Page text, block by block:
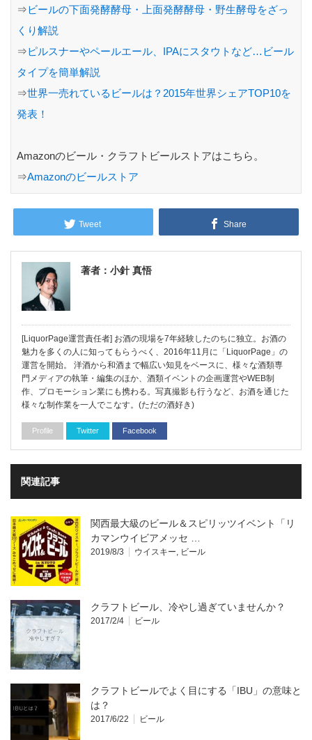
⇒ビールの下面発酵酵母・上面発酵酵母・野生酵母をざっ
くり解説
⇒ピルスナーやペールエール、IPAにスタウトなど…ビール
タイプを簡単解説
⇒世界一売れているビールは？2015年世界シェアTOP10を
発表！
Amazonのビール・クラフトビールストアはこちら。
⇒Amazonのビールストア
Tweet Share
著者：小針 真悟
[LiquorPage運営責任者] お酒の現場を7年経験したのちに独立。お酒の
魅力を多くの人に知ってもらうべく、2016年11月に「LiquorPage」の
運営を開始。 洋酒から和酒まで幅広い知見をベースに、様々な酒類専
門メディアの執筆・編集のほか、酒類イベントの企画運営やWEB制
作、プロモーション業にも携わる。写真撮影も行うなど、お酒を通じた
様々な制作業を一人でこなす。(ただの酒好き)
Profile Twitter Facebook
関連記事
関西最大級のビール＆スピリッツイベント「リ
カマンウイビアメッセ …
2019/8/3 ウイスキー ビール
クラフトビール、冷やし過ぎていませんか？
2017/2/4 ビール
クラフトビールでよく目にする「IBU」の意味と
は？
2017/6/22 ビール